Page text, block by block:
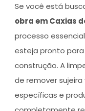
Se você está
obra em Caxias
processo
esteja pronto
construção. A
de remover
específicas e